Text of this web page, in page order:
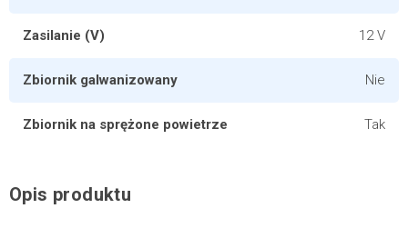
Zasilanie (V) 12 V
Zbiornik galwanizowany Nie
Zbiornik na sprężone powietrze Tak
Opis produktu